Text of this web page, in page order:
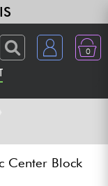
0
Center Block